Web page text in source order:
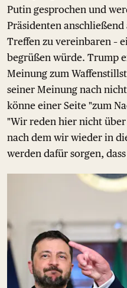
Putin gesprochen und
Präsidenten
Treffen zu vereinbaren –
begrüßen würde. Trump
Meinung zum
seiner Meinung nach
könne einer Seite "zum
"Wir reden hier nicht
nach dem wir wieder in
werden dafür sorgen,